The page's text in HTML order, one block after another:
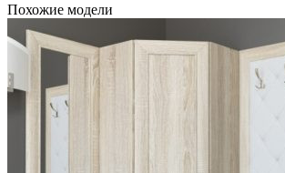
Похожие модели